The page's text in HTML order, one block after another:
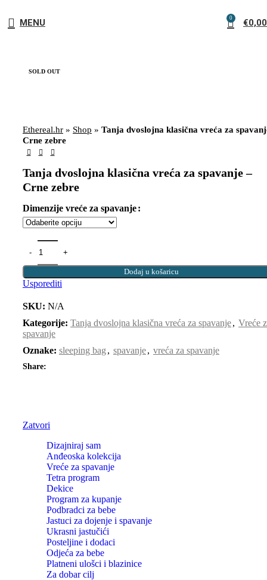
MENU 0 €0,00
SOLD OUT
Ethereal.hr » Shop » Tanja dvoslojna klasična vreća za
Crne zebre
Tanja dvoslojna klasična vreća za spavanje –
Crne zebre
Dimenzije vreće za spavanje
Dodaj u košaricu
Usporediti
SKU: N/A
Kategorije: Tanja dvoslojna klasična vreća za spavanje, Vreće
spavanje
Oznake: sleeping bag , spavanje, vreća za spavanje
Share:
Zatvori
Dizajniraj sam
Anđeoska kolekcija
Vreće za spavanje
Tetra program
Dekice
Program za kupanje
Podbradci za bebe
Jastuci za dojenje i spavanje
Ukrasni jastučići
Posteljine i dodaci
Odjeća za bebe
Platneni ulošci i blazinice
Za dobar cilj